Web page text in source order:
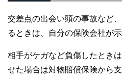
交差点の出会い頭の事故など
るときは、自分の保険会社が
相手がケガなど負傷したとき
せた場合は対物賠償保険から支